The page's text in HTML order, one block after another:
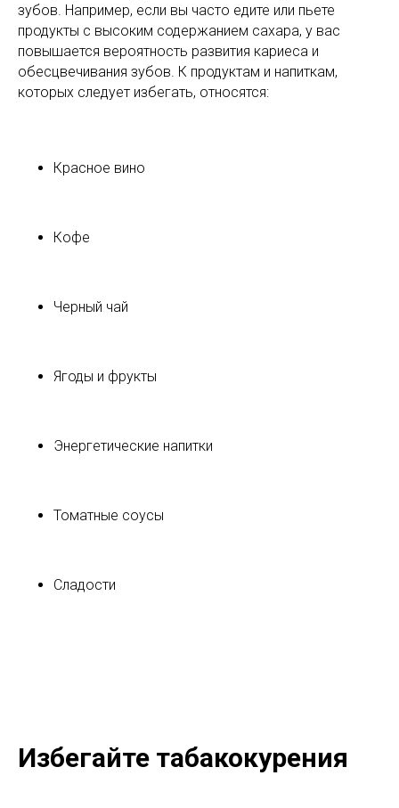
зубов. Например, если вы часто едите или пьете
продукты с высоким содержанием сахара, у вас
повышается вероятность развития кариеса и
обесцвечивания зубов. К продуктам и напиткам,
которых следует избегать, относятся:
Красное вино
Кофе
Черный чай
Ягоды и фрукты
Энергетические напитки
Томатные соусы
Сладости
Избегайте табакокурения